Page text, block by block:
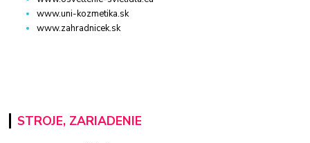
www.uni-kozmetika.sk
www.zahradnicek.sk
STROJE, ZARIADENIE